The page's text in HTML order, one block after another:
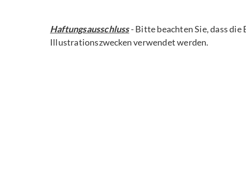
Haftungsausschluss- Bitte beachten Sie, dass die
Illustrationszwecken verwendet werden.